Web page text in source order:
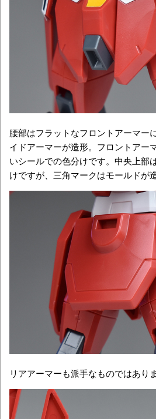
腰部はフラットなフロントアーマー
イドアーマーが造形。フロントアー
いシールでの色分けです。中央上部
けですが、三角マークはモールドが
リアアーマーも派手なものではあり